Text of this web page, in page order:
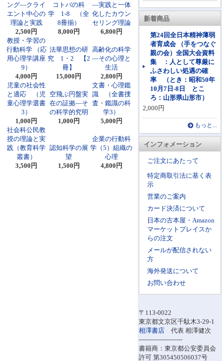
新着商品
第24回全日本精神薄弱
者育成会 （手をつなぐ
親の会）全国大会資料
集 ：人として尊厳に
ふさわしい処遇の確
率 （とき：昭和50年
10月7日-8日 とこ
ろ：山形県山形市）
2,000円
もっと...
インフォメーション
ご注文にあたって
特定商取引法に基く表
示
営業のご案内
カード決済について
日本の古本屋・Amazon
マーケットプレイスか
らの注文
メールが配信されない
方
海外発送について
お問い合わせ
〒113-0022
東京都文京区千駄木3-29-1
相澤書店 代表 相澤健次
----------------------
書籍商：東京都公安委員会
許可 第305450506037号
ング―クライ
エント中心の
理論と実践
2,500円
コトバの科
学 1-8 （全
8冊揃）
8,000円
―実践と一体
化したカウン
セリング理論
6,800円
教授・学習の
行動科学 （応
用心理学講座
9）
4,000円
法華思想の研
究 1・2 【2
冊】
15,000円
高齢化の科学
―その心理と
生活
2,800円
児童の社会性
と適応 （児
童心理学選書
3）
1,000円
空飛ぶ円盤実
在の証拠―そ
の科学的究明
1,000円
文書・心理鑑
識 （全書捜
査・鑑識の科
学3）
5,000円
社会科公民教
授の理論と実
践（教育科学
叢書）
3,500円
認知科学の展
望
1,500円
企業の行動科
学（5）組織の
心理
4,800円